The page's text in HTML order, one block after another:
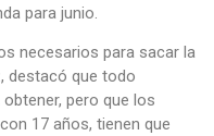
para junio.
necesarios para sacar la
destacó que todo
pero que los
17 años, tienen que